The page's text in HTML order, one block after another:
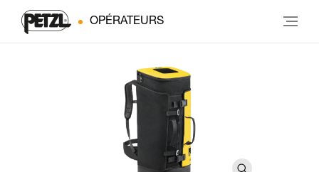
OPÉRATEURS